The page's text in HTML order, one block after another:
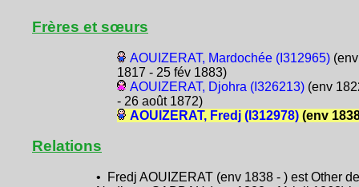
Frères et sœurs
AOUIZERAT, Mardochée (I312965)(env
1817 - 25 fév 1883)
AOUIZERAT, Djohra (I326213)(env
- 26 août 1872)
AOUIZERAT, Fredj (I312978)(env
Relations
• Fredj AOUIZERAT (env 1838 - ) est Other de